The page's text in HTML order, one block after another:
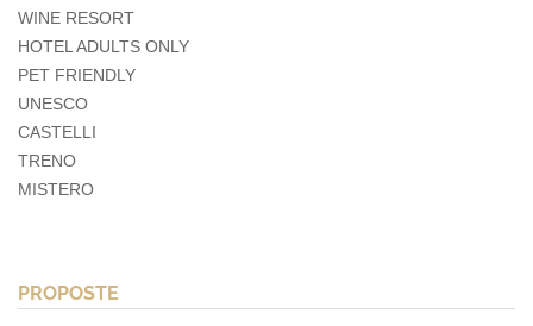
WINE RESORT
HOTEL ADULTS ONLY
PET FRIENDLY
UNESCO
CASTELLI
TRENO
MISTERO
PROPOSTE